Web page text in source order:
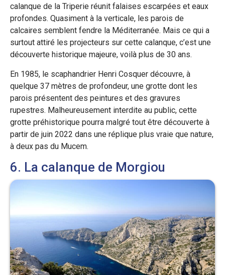
calanque de la Triperie réunit falaises escarpées et eaux
profondes. Quasiment à la verticale, les parois de
calcaires semblent fendre la Méditerranée. Mais ce qui a
surtout attiré les projecteurs sur cette calanque, c’est une
découverte historique majeure, voilà plus de 30 ans.
En 1985, le scaphandrier Henri Cosquer découvre, à
quelque 37 mètres de profondeur, une grotte dont les
parois présentent des peintures et des gravures
rupestres. Malheureusement interdite au public, cette
grotte préhistorique pourra malgré tout être découverte à
partir de juin 2022 dans une réplique plus vraie que nature,
à deux pas du Mucem.
6. La calanque de Morgiou